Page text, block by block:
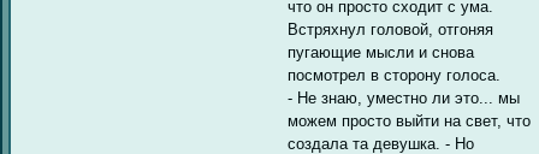
что он просто сходит с ума.
Встряхнул головой, отгоняя
пугающие мысли и снова
посмотрел в сторону голоса.
- Не знаю, уместно ли это... мы
можем просто выйти на свет, что
создала та девушка. - Но